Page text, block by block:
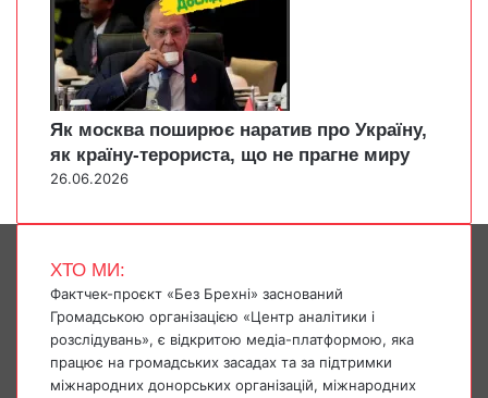
Як москва поширює наратив про Україну,
як країну-терориста, що не прагне миру
26.06.2026
ХТО МИ:
Фактчек-проєкт «Без Брехні» заснований
Громадською організацією «Центр аналітики і
розслідувань», є відкритою медіа-платформою, яка
працює на громадських засадах та за підтримки
міжнародних донорських організацій, міжнародних